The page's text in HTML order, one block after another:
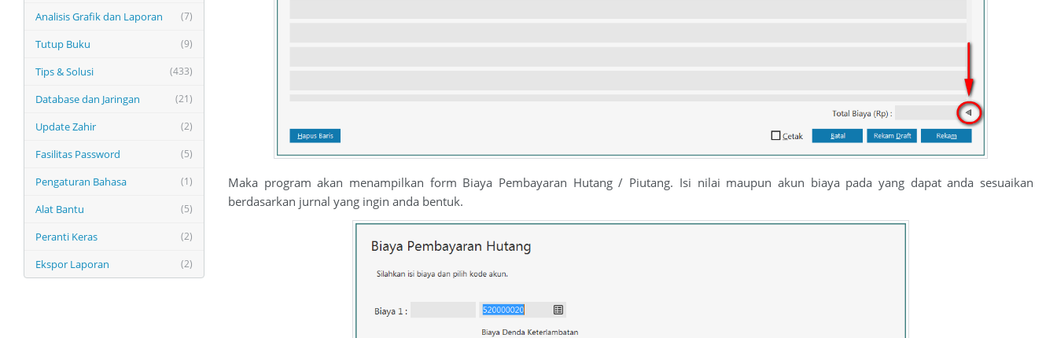
(7)
Analisis Grafik dan Laporan
(9)
Tutup Buku
(433)
Tips & Solusi
(21)
Database dan Jaringan
(2)
Update Zahir
(5)
Fasilitas Password
(1)
Pengaturan Bahasa
(5)
Alat Bantu
(2)
Peranti Keras
(2)
Ekspor Laporan
Maka program akan menampilkan form Biaya Pembayaran Hutang / Piutang. Isi nilai maupun akun biaya pada yang dapat anda sesuaikan
berdasarkan jurnal yang ingin anda bentuk.